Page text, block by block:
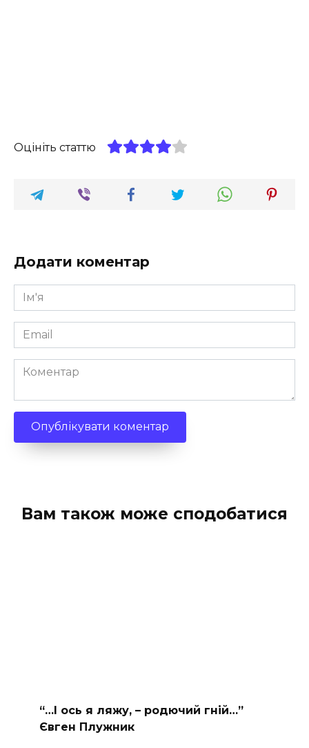
Оцініть статтю
Додати коментар
Ім'я
*
Email
*
Коментар
Вам також може сподобатися
“…І ось я ляжу, – родючий гній…”
Євген Плужник